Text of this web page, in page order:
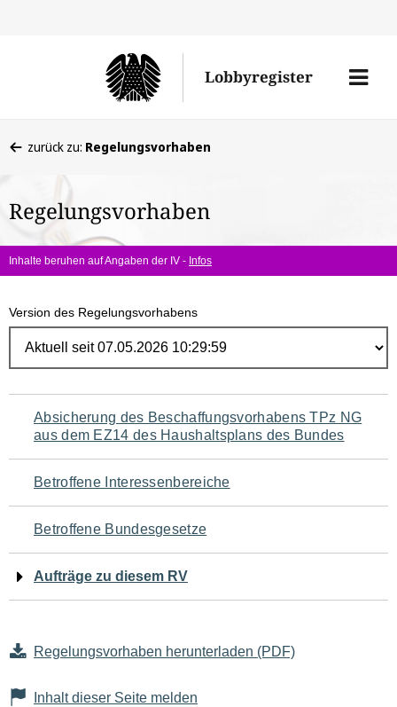
Lobbyregister
Menü
befinden
hier:
zurück zu: Regelungsvorhaben
Regelungsvorhaben
Inhalte beruhen auf Angaben der IV - Infos
Version des Regelungsvorhabens
Navigation
für
den
Seiteninhalt
Absicherung des Beschaffungsvorhabens TPz NG
aus dem EZ14 des Haushaltsplans des Bundes
Betroffene Interessenbereiche
Betroffene Bundesgesetze
Aufträge zu diesem RV
Regelungsvorhaben herunterladen (PDF)
Inhalt dieser Seite melden